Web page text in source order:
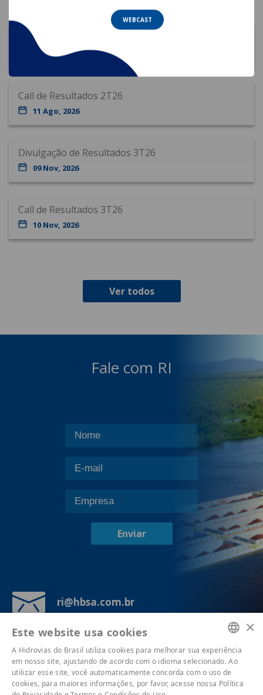
Divulgação de Resultados 2T26
10 Ago, 2026
Call de Resultados 2T26
11 Ago, 2026
Divulgação de Resultados 3T26
09 Nov, 2026
Call de Resultados 3T26
10 Nov, 2026
Ver todos
WEBCAST
Fale com RI
Enviar
ri@hbsa.com.br
Av. Brigadeiro Luís Antônio, 1343, 7°
01317-001
PORTUGUESE
ENGLISH
×
Este website usa cookies
A Hidrovias do Brasil utiliza cookies para melhorar sua experiência
em nosso site, ajustando de acordo com o idioma selecionado. Ao
utilizar esse site, você automaticamente concorda com o uso de
cookies, para maiores informações, por favor, acesse nossa Política